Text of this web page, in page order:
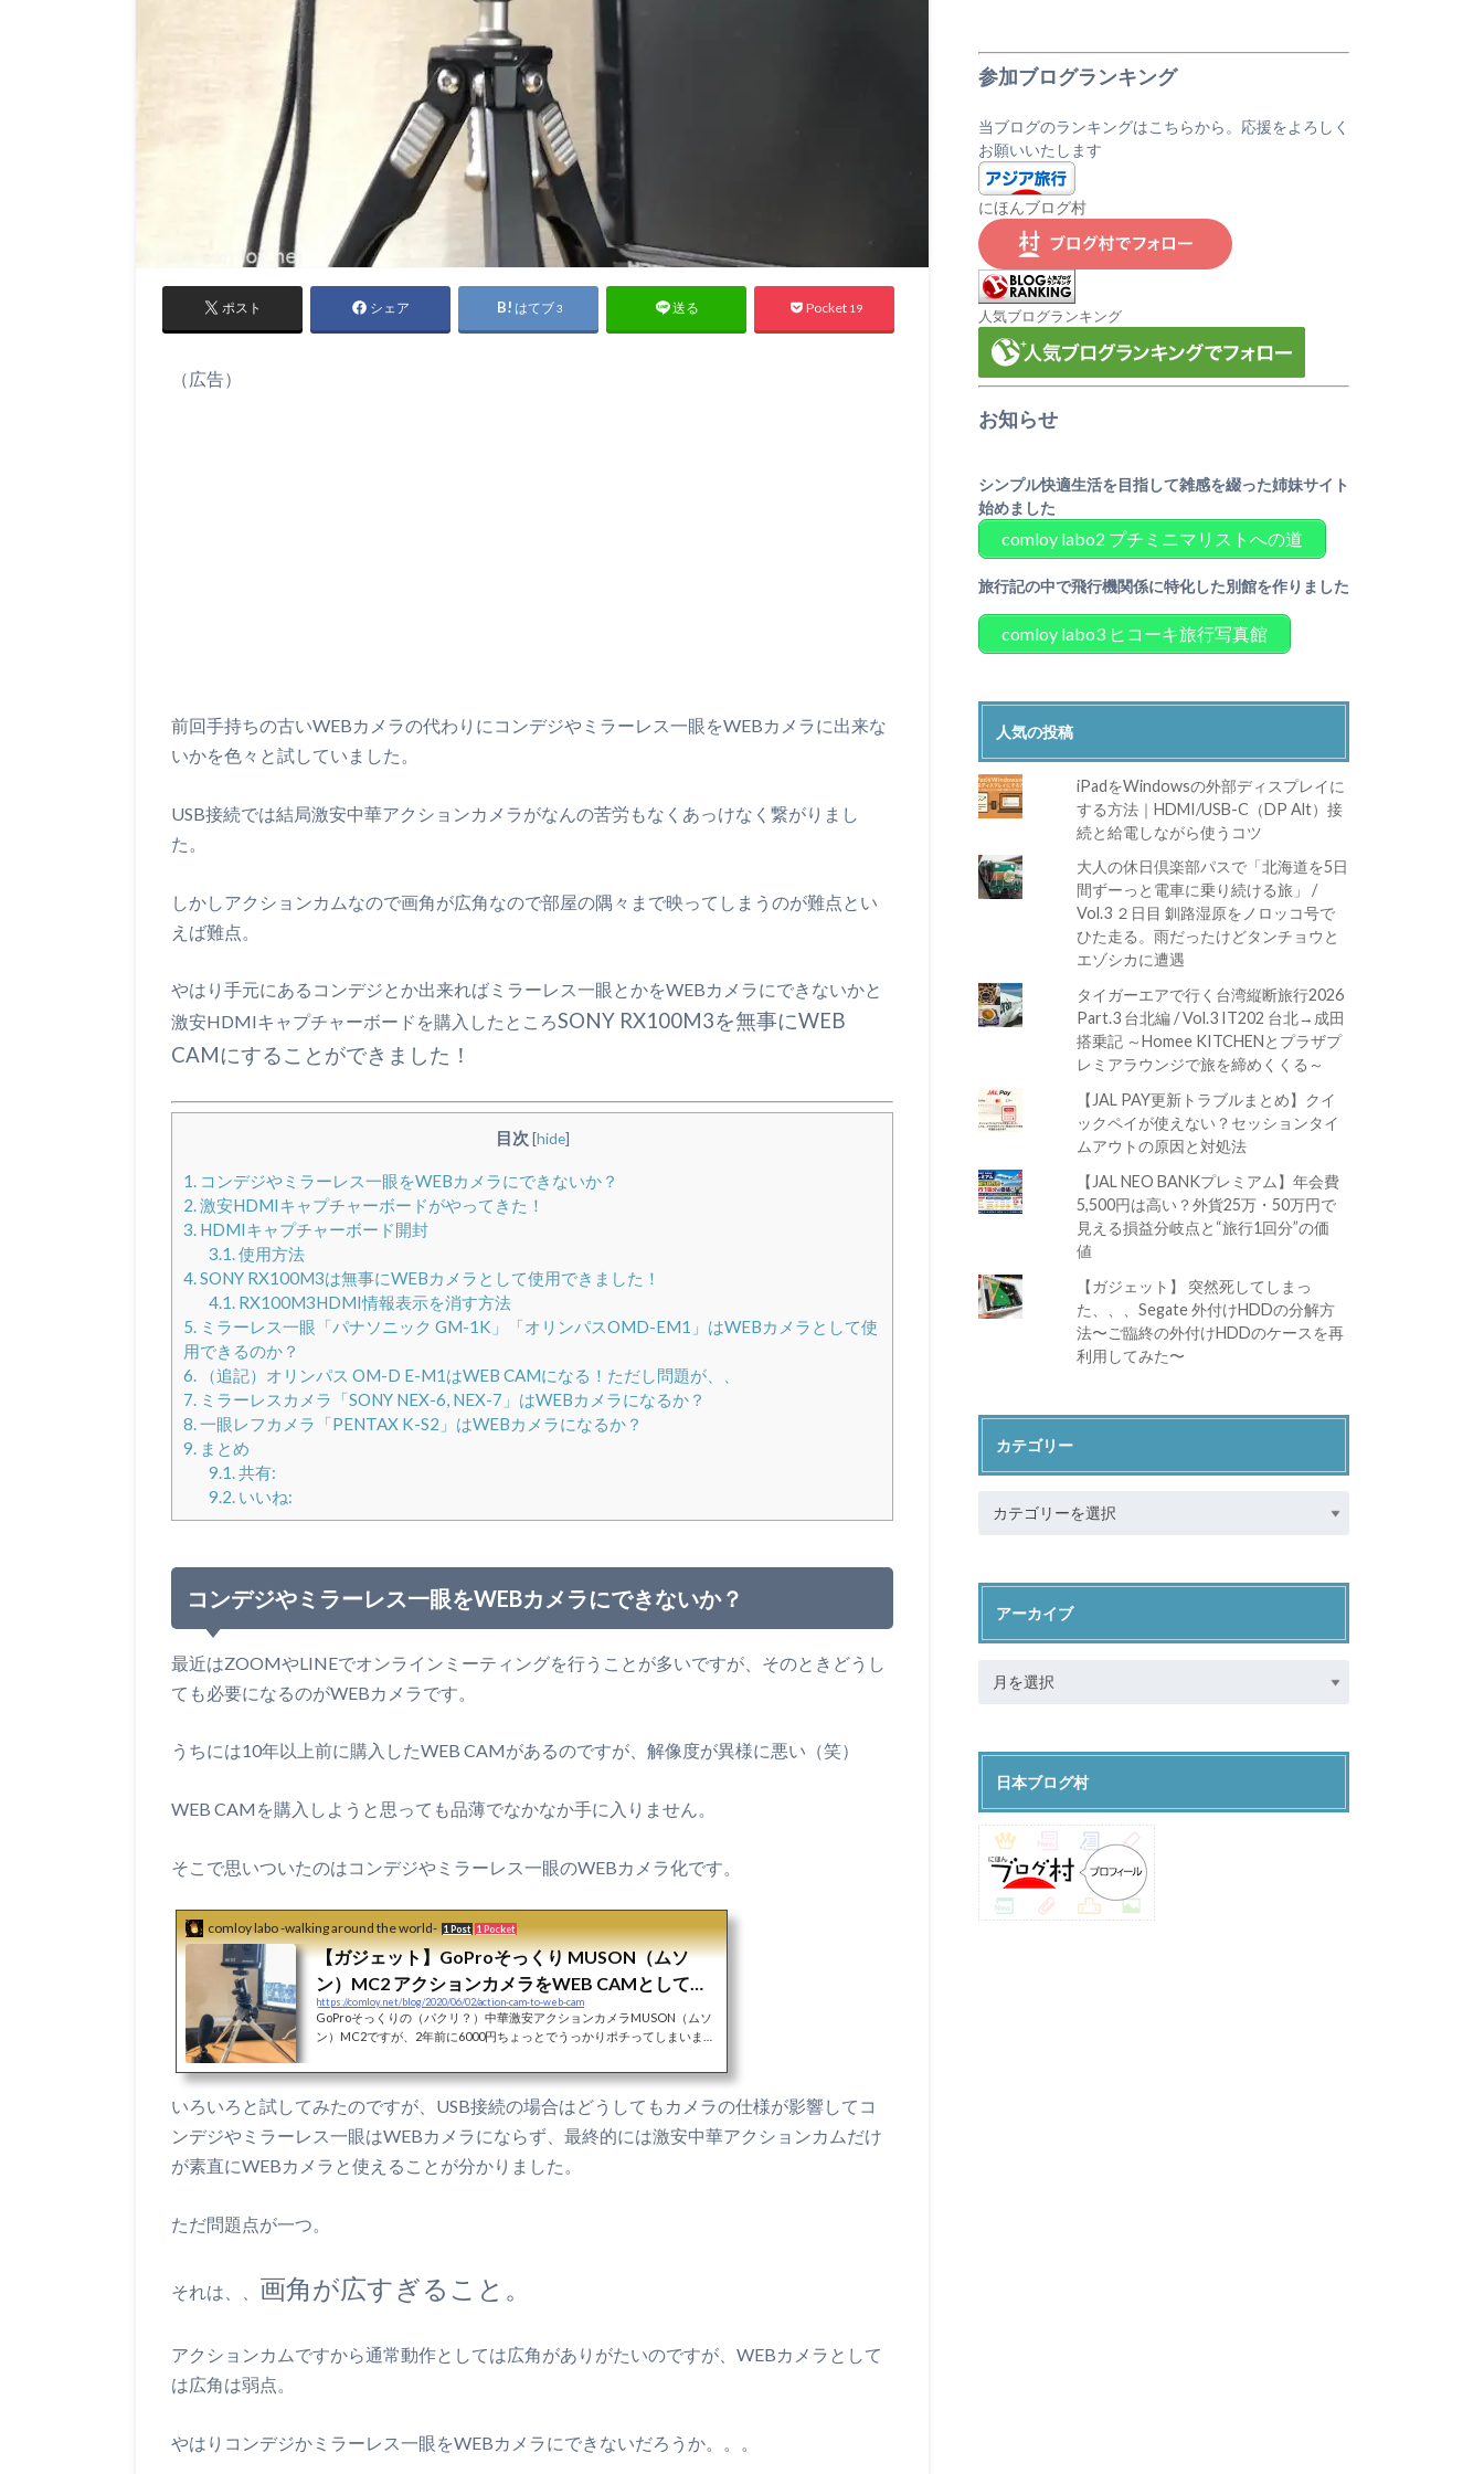
ポスト シェア はてブ3 送る Pocket 19
（広告）
前回手持ちの古いWEBカメラの代わりにコンデジやミラーレス一眼をWEBカメラに出来な
いかを色々と試していました。
USB接続では結局激安中華アクションカメラがなんの苦労もなくあっけなく繋がりまし
た。
しかしアクションカムなので画角が広角なので部屋の隅々まで映ってしまうのが難点とい
えば難点。
やはり手元にあるコンデジとか出来ればミラーレス一眼とかをWEBカメラにできないかと
激安HDMIキャプチャーボードを購入したところSONY RX100M3を無事にWEB
CAMにすることができました！
目次 [hide]
1. コンデジやミラーレス一眼をWEBカメラにできないか？
2.激安HDMIキャプチャーボードがやってきた！
3. HDMIキャプチャーボード開封
3.1.使用方法
4.SONY RX100M3は無事にWEBカメラとして使用できました！
4.1.RX100M3HDMI情報表示を消す方法
5. ミラーレス一眼「パナソニック GM-1K」「オリンパスOMD-EM1」はWEBカメラとして使
用できるのか？
6. （追記）オリンパス OM-D E-M1はWEB CAMになる！ただし問題が、、
7. ミラーレスカメラ「SONY NEX-6, NEX-7」はWEBカメラになるか？
8.一眼レフカメラ「PENTAX K-S2」はWEBカメラになるか？
9. まとめ
9.1.共有:
9.2.いいね:
コンデジやミラーレス一眼をWEBカメラにできないか？
最近はZOOMやLINEでオンラインミーティングを行うことが多いですが、そのときどうし
ても必要になるのがWEBカメラです。
うちには10年以上前に購入したWEB CAMがあるのですが、解像度が異様に悪い（笑）
WEB CAMを購入しようと思っても品薄でなかなか手に入りません。
そこで思いついたのはコンデジやミラーレス一眼のWEBカメラ化です。
comloy labo -walking around the world- 1 Post 1 Pocket
【ガジェット】GoProそっくり MUSON（ムソ
ン）MC2 アクションカメラをWEB CAMとして使
ってみた
https://comloy.net/blog/2020/06/02/action-cam-to-web-cam
GoProそっくりの（パクリ？）中華激安アクションカメラMUSON（ムソ
ン）MC2ですが、2年前に6000円ちょっとでうっかりポチってしまいまし
コに使っていましたが、昨今のZOOMブームで高画質のWEB CAMにでき
用品になるんですねぇ〜しかもかなりの高画質（笑）下手なWEB CAMを
買うよりも汎用性があって良いです。しかも安い！結構おすすめです。激
安アクションカメラを買っちゃった2017年の年末にア...
いろいろと試してみたのですが、USB接続の場合はどうしてもカメラの仕様が影響してコ
ンデジやミラーレス一眼はWEBカメラにならず、最終的には激安中華アクションカムだけ
が素直にWEBカメラと使えることが分かりました。
ただ問題点が一つ。
それは、、 画角が広すぎること。
アクションカムですから通常動作としては広角がありがたいのですが、WEBカメラとして
は広角は弱点。
やはりコンデジかミラーレス一眼をWEBカメラにできないだろうか。。。
参加ブログランキング
当ブログのランキングはこちらから。応援をよろしく
お願いいたします
にほんブログ村
人気ブログランキング
お知らせ
シンプル快適生活を目指して雑感を綴った姉妹サイト
始めました
comloy labo2 プチミニマリストへの道
旅行記の中で飛行機関係に特化した別館を作りました
comloy labo3 ヒコーキ旅行写真館
人気の投稿
iPadをWindowsの外部ディスプレイに
する方法｜HDMI/USB-C（DP Alt）接
続と給電しながら使うコツ
大人の休日倶楽部パスで「北海道を5日
間ずーっと電車に乗り続ける旅」 /
Vol.3 ２日目 釧路湿原をノロッコ号で
ひた走る。雨だったけどタンチョウと
エゾシカに遭遇
タイガーエアで行く台湾縦断旅行2026
Part.3 台北編 / Vol.3 IT202 台北→成田
搭乗記 ～Homee KITCHENとプラザプ
レミアラウンジで旅を締めくくる～
【JAL PAY更新トラブルまとめ】クイ
ックペイが使えない？セッションタイ
ムアウトの原因と対処法
【JAL NEO BANKプレミアム】年会費
5,500円は高い？外貨25万・50万円で
見える損益分岐点と“旅行1回分”の価
値
【ガジェット】 突然死してしまっ
た、、、Segate 外付けHDDの分解方
法〜ご臨終の外付けHDDのケースを再
利用してみた〜
カテゴリー
アーカイブ
日本ブログ村